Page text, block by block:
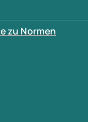
zu Normen